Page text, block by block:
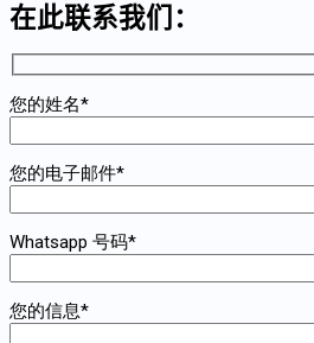
在此联系我们：
您的姓名*
您的电子邮件*
Whatsapp 号码*
您的信息*